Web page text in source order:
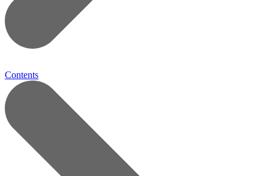
Contents